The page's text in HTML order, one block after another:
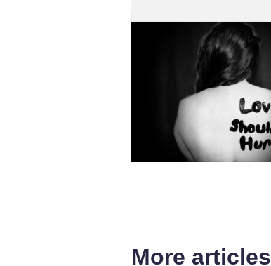
More articles